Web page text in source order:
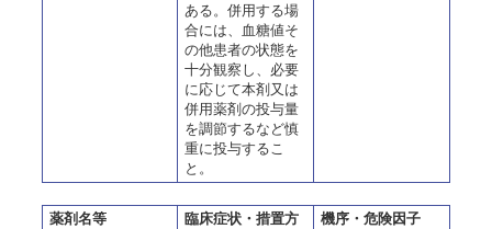
ある。併用する場
合には、血糖値そ
の他患者の状態を
十分観察し、必要
に応じて本剤又は
併用薬剤の投与量
を調節するなど慎
重に投与するこ
と。
薬剤名等
臨床症状・措置方
機序・危険因子